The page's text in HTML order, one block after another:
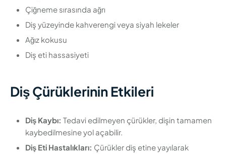
Çiğneme sırasında ağrı
Diş yüzeyinde kahverengi veya siyah lekeler
Ağız kokusu
Diş eti hassasiyeti
Diş Çürüklerinin Etkileri
Diş Kaybı: Tedavi edilmeyen çürükler, dişin tamamen
kaybedilmesine yol açabilir.
Diş Eti Hastalıkları: Çürükler diş etine yayılarak